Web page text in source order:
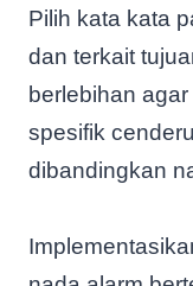
Pilih kata kata
dan terkait
berlebihan
spesifik
dibandingkan